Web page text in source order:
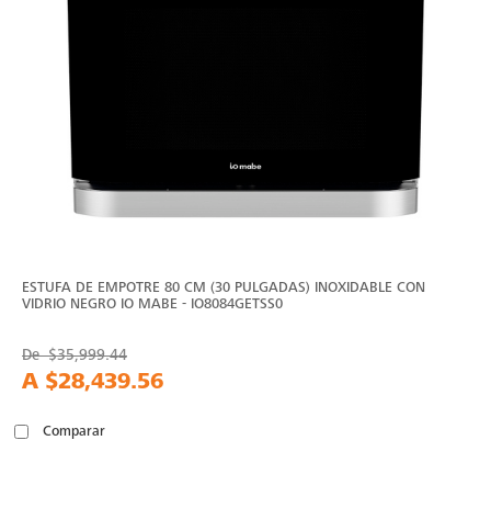
ESTUFA DE EMPOTRE 80 CM (30 PULGADAS) INOXIDABLE CON
VIDRIO NEGRO IO MABE - IO8084GETSS0
De$35,999.44
A $28,439.56
Comparar